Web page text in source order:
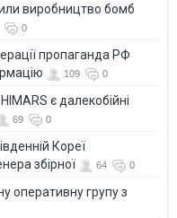
виробництво бомб
0
пропаганда РФ
109 0
є далекобійні
69 0
Кореї
збірної
64 0
оперативну групу з